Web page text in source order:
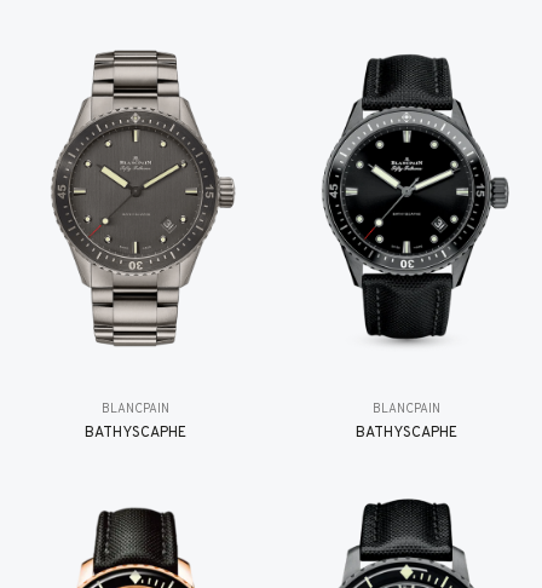
BLANCPAIN
BATHYSCAPHE
BLANCPAIN
BATHYSCAPHE